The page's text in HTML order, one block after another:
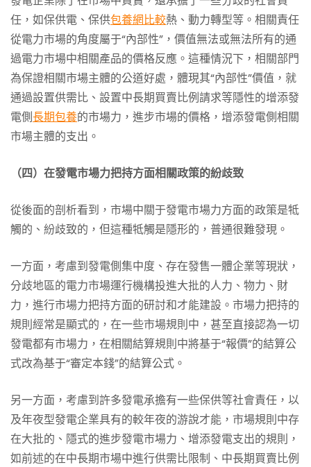
任，如保供電、保供包養網比較熱、動力轉型等。相關責任
從電力市場的角度屬于“內部性”，價值無法或無法所有的通
過電力市場中相關產品的價格反應。這種情況下，相關部門
為保證相關市場主體的公道好處，體現其“內部性”價值，就
通過設置供需比、設置中長期買賣比例請求等隱性的增添發
電側長期包養的市場力，進步市場的價格，增添發電側相關
市場主體的支出。
（四）在發電市場力把持方面相關政策的紛歧致
從後面的剖析看到，市場中關于發電市場力方面的政策是牴
觸的、紛歧致的，但這種牴觸是隱形的，普通很難發現。
一方面，考慮到發電側集中度、存在發售一體企業等現狀，
分歧地區的電力市場運行機構投進大批的人力、物力、財
力，進行市場力把持方面的研討和才能建設。市場力把持的
規則經常是顯式的，在一些市場規則中，甚至直接認為一切
發電都有市場力，在相關結算規則中將基于“報價”的結算公
式改為基于“審定本錢”的結算公式。
另一方面，考慮到許多發電承擔有一些保供等社會責任，以
及年夜型發電企業具有的較年夜的游說才能，市場規則中存
在大批的、隱式的進步發電市場力、增添發電支出的規則，
如前述的在中長期市場中進行供需比限制、中長期買賣比例